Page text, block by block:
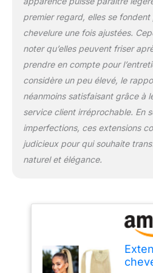
premier regard, elles se
chevelure une fois ajustées.
noter qu’elles peuvent friser
prendre en compte pour
considère un peu élevé, le
néanmoins satisfaisant grâce à
service client irréprochable. En
imperfections, ces extensions
judicieux pour qui souhaite
naturel et élégance.